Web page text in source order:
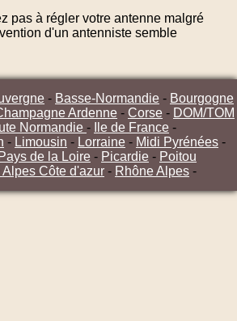
pas à régler votre antenne malgré
d'un antenniste semble
- Basse-Normandie - Bourgogne
Ardenne - Corse - DOM/TOM
Normandie - Ile de France -
- Limousin - Lorraine - Midi Pyrénées -
Pays de la Loire - Picardie - Poitou
Alpes Côte d'azur - Rhône Alpes -